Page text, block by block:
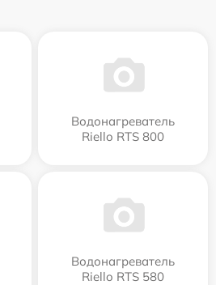
Водонагреватель
Riello RTS 800
Водонагреватель
Riello RTS 580